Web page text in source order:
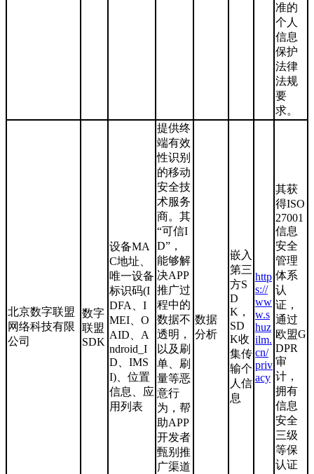
准的
个人
信息
保护
法律
法规
要
求。
北京数字联盟
网络科技有限
公司
数字
联盟
SDK
设备MA
C地址、
唯一设备
标识码(I
DFA、I
MEI、O
AID、A
ndroid_I
D、IMS
I)、位置
信息、应
用列表
提供终
端有效
性识别
的移动
安全技
术服务
商。其
“可信I
D”，
能够解
决APP
推广过
程中的
数据不
透明，
以及刷
单、刷
量等恶
意行
为，帮
助APP
开发者
甄别推
广渠道
数据
分析
嵌入
第三
方S
D
K，
SD
K收
集传
输个
人信
息
http
s://
ww
w.s
huz
ilm.
cn/
priv
acy
其获
得ISO
27001
信息
安全
管理
体系
认
证，
通过
欧盟G
DPR
审
计，
拥有
信息
安全
三级
等保
认证